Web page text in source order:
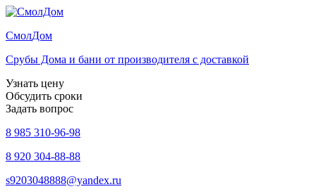
СмолДом
Срубы Дома и бани от производителя с доставкой
Узнать цену
Обсудить сроки
Задать вопрос
8 985 310-96-98
8 920 304-88-88
s9203048888@yandex.ru